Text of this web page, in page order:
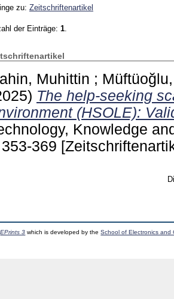
zu: Zeitschriftenartikel
der Einträge: 1
Muhittin ;
The help-seeking
(HSOLE):
Knowledge
353-369
EPrints 3 which is developed by theSchool of Electronics and